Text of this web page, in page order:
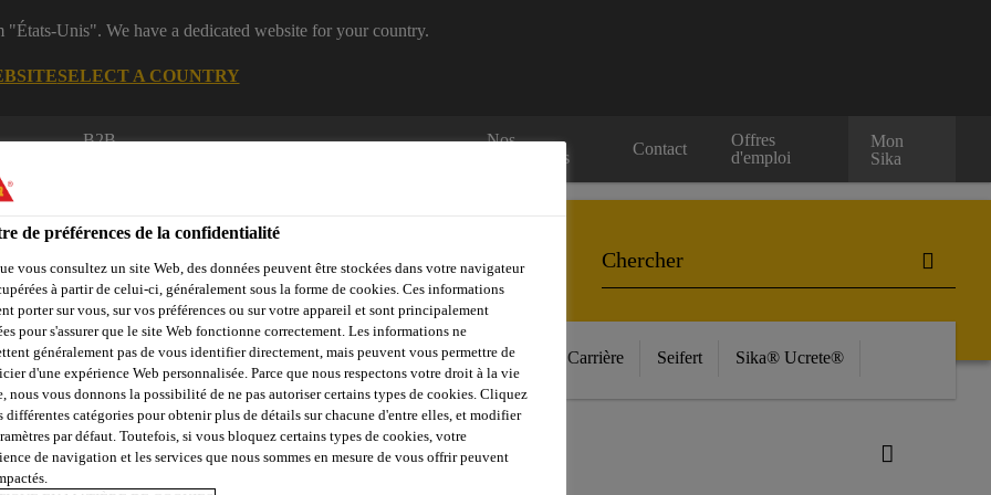
Unis". We have a dedicated website for your country.
SELECT A COUNTRY
B2B
Nos
Revendeurs
Contact
Offres
d'emploi
Mon
Sika
Qui sommes nous Sika at Work Centre de Ressources Carrière Seifert Sika® Ucrete®
de préférences de la confidentialité
vous consultez un site Web, des données peuvent être stockées dans votre navigateur
à partir de celui-ci, généralement sous la forme de cookies. Ces informations
porter sur vous, sur vos préférences ou sur votre appareil et sont principalement
pour s'assurer que le site Web fonctionne correctement. Les informations ne
généralement pas de vous identifier directement, mais peuvent vous permettre de
d'une expérience Web personnalisée. Parce que nous respectons votre droit à la vie
nous vous donnons la possibilité de ne pas autoriser certains types de cookies. Cliquez
différentes catégories pour obtenir plus de détails sur chacune d'entre elles, et modifier
par défaut. Toutefois, si vous bloquez certains types de cookies, votre
de navigation et les services que nous sommes en mesure de vous offrir peuvent